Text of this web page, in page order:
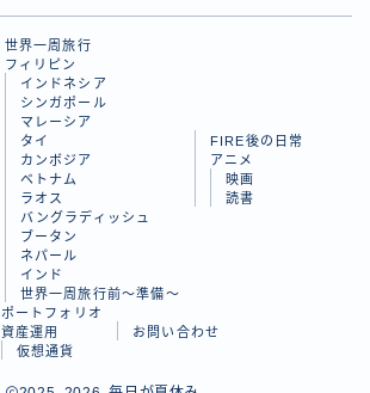
Follow Me
世界一周旅行
フィリピン
インドネシア
シンガポール
マレーシア
タイ
カンボジア
ベトナム
ラオス
バングラディッシュ
ブータン
ネパール
インド
世界一周旅行前～準備～
FIRE後の日常
アニメ
映画
読書
ポートフォリオ
資産運用
仮想通貨
お問い合わせ